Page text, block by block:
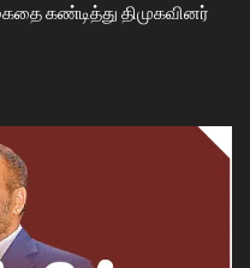
கண்டித்து திமுகவினர்